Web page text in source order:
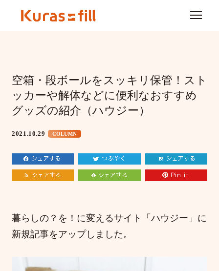
空箱・段ボールをスッキリ保管！スト
ッカーや解体などに便利なおすすめ
グッズの紹介（ハウジー）
2021.10.29 COLUMN
暮らしの？を！に変えるサイト「ハウジー」に
新規記事をアップしました。